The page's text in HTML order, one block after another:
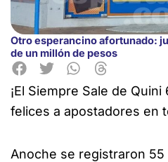
Otro esperancino afortunado:
de un millón de pesos
¡El Siempre Sale de
felices a apostadores en
Anoche se registraron